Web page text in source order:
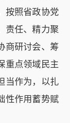
按照省政协党
责任、精力聚
商研讨会、筹
重点领域民主
当作为，以扎
性作用蓄势赋